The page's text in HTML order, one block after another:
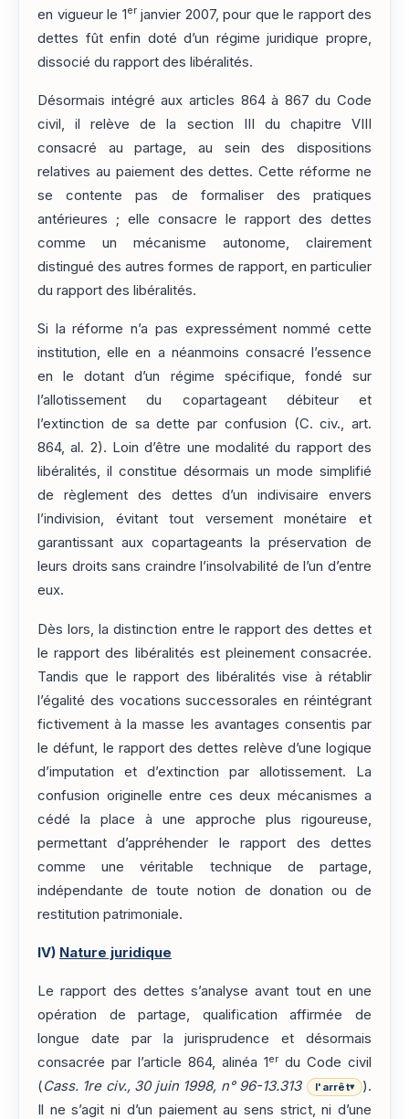
en vigueur le 1erjanvier 2007, pour que le rapport des
dettes fût enfin doté d’un régime juridique propre,
dissocié du rapport des libéralités.
Désormais intégré aux articles 864 à 867 du Code
civil, il relève de la section III du chapitre VIII
consacré au partage, au sein des dispositions
relatives au paiement des dettes. Cette réforme ne
se contente pas de formaliser des pratiques
antérieures ; elle consacre le rapport des dettes
comme un mécanisme autonome, clairement
distingué des autres formes de rapport, en particulier
du rapport des libéralités.
Si la réforme n’a pas expressément nommé cette
institution, elle en a néanmoins consacré l’essence
en le dotant d’un régime spécifique, fondé sur
l’allotissement du copartageant débiteur et
l’extinction de sa dette par confusion (C. civ., art.
864, al. 2). Loin d’être une modalité du rapport des
libéralités, il constitue désormais un mode simplifié
de règlement des dettes d’un indivisaire envers
l’indivision, évitant tout versement monétaire et
garantissant aux copartageants la préservation de
leurs droits sans craindre l’insolvabilité de l’un d’entre
eux.
Dès lors, la distinction entre le rapport des dettes et
le rapport des libéralités est pleinement consacrée.
Tandis que le rapport des libéralités vise à rétablir
l’égalité des vocations successorales en réintégrant
fictivement à la masse les avantages consentis par
le défunt, le rapport des dettes relève d’une logique
d’imputation et d’extinction par allotissement. La
confusion originelle entre ces deux mécanismes a
cédé la place à une approche plus rigoureuse,
permettant d’appréhender le rapport des dettes
comme une véritable technique de partage,
indépendante de toute notion de donation ou de
restitution patrimoniale.
IV) Nature juridique
Le rapport des dettes s’analyse avant tout en une
opération de partage, qualification affirmée de
longue date par la jurisprudence et désormais
consacrée par l’article 864, alinéa 1 er du Code civil
(Cass. 1re civ., 30 juin 1998, n° 96-13.313 l'arrêt▾
).
Il ne s’agit ni d’un paiement au sens strict, ni d’une